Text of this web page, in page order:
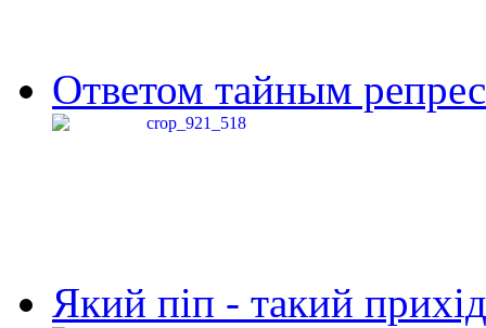
Ответом тайным
Який піп - такий